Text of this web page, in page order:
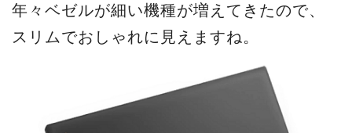
年々ベゼルが細い機種が増えてきたので、
スリムでおしゃれに見えますね。